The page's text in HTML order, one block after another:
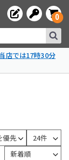
0
店では17時30分